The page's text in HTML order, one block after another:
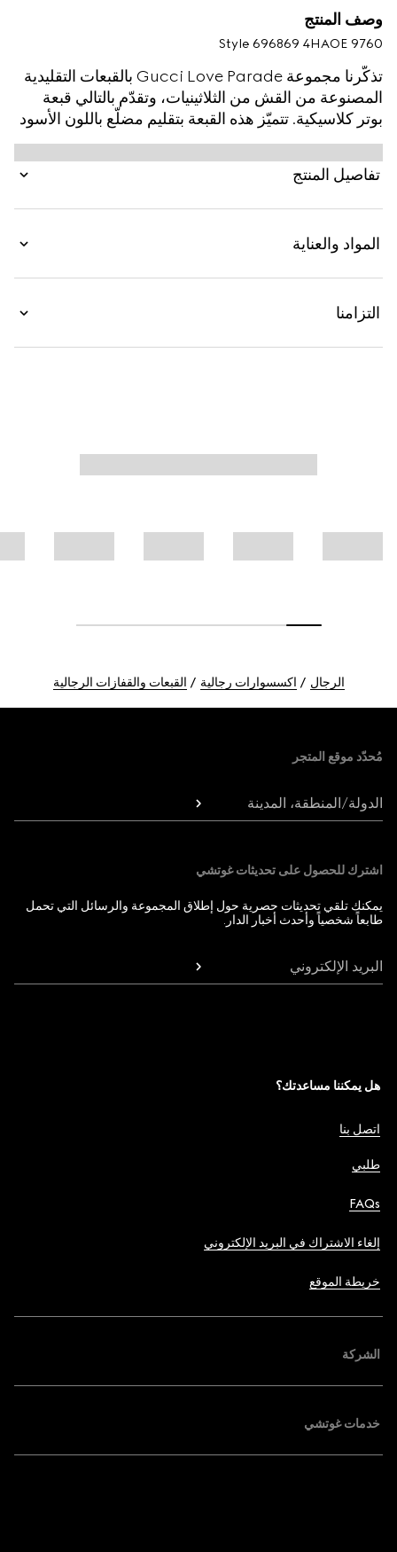
وصف المنتج
Style ‎696869 4HAOE 9760
تذكّرنا مجموعة Gucci Love Parade بالقبعات التقليدية
المصنوعة من القش من الثلاثينيات، وتقدّم بالتالي قبعة
بوتر كلاسيكية. تتميّز هذه القبعة بتقليم مضلّع باللون الأسود
مع تفصيل شعار G مزدوج مرهف، وتكتمل روعتها مع
ربطة حبل تحت الذقن.
تفاصيل المنتج
المواد والعناية
التزامنا
الرجال اكسسوارات رجالية القبعات والقفازات الرجالية
مُحدّد موقع المتجر
الدولة/المنطقة، المدينة
اشترك للحصول على تحديثات غوتشي
يمكنك تلقي تحديثات حصرية حول إطلاق المجموعة والرسائل التي تحمل
طابعاً شخصياً وأحدث أخبار الدار.
البريد الإلكتروني
هل يمكننا مساعدتك؟
اتصل بنا
طلبي
FAQs
إلغاء الاشتراك في البريد الإلكتروني
خريطة الموقع
الشركة
خدمات غوتشي